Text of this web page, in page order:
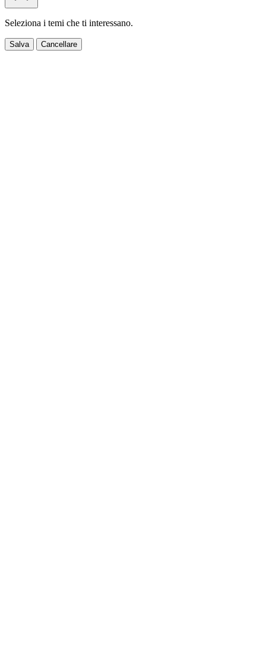
Seleziona i temi che ti interessano.
Salva Cancellare